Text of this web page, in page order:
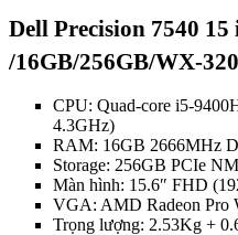
Dell Precision 7540 15
/16GB/256GB/WX-
CPU: Quad-core i5-
4.3GHz)
RAM: 16GB 2666MHz
Storage: 256GB PCIe
Màn hình: 15.6″ FHD
VGA: AMD Radeon Pro
Trọng lượng: 2.53Kg +